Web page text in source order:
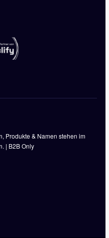
Produkte & Namen stehen im
| B2B Only